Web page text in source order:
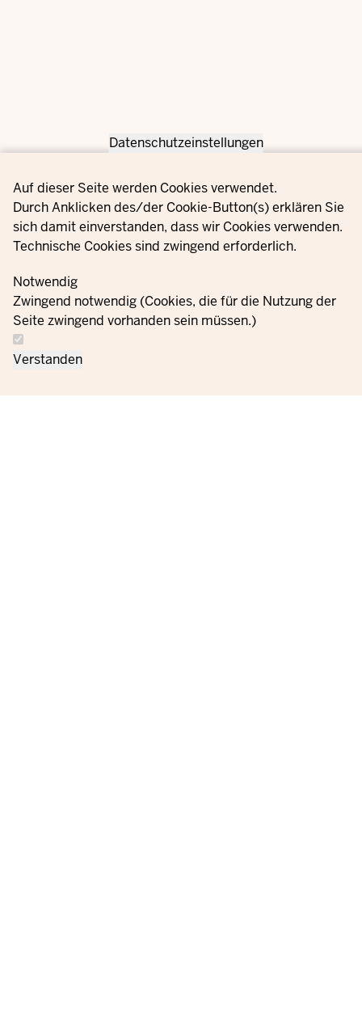
Privacy settings
Datenschutzeinstellungen
Auf dieser Seite werden Cookies verwendet.
Durch Anklicken des/der Cookie-Button(s) erklären Sie
sich damit einverstanden, dass wir Cookies verwenden.
Technische Cookies sind zwingend erforderlich.
Notwendig
Zwingend notwendig (Cookies, die für die Nutzung der
Seite zwingend vorhanden sein müssen.)
Verstanden